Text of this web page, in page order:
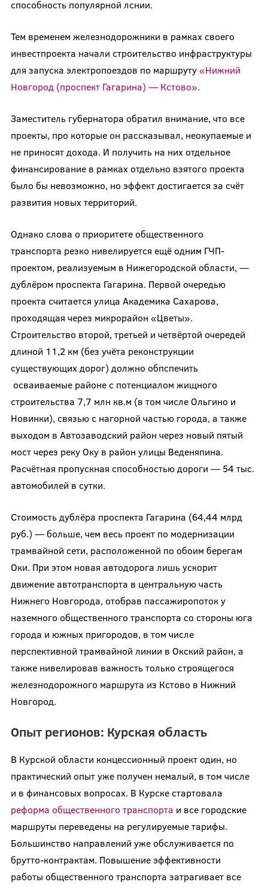
способность популярной лснии.
Тем временем железнодорожники в рамках своего
инвестпроекта начали строительство инфраструктуры
для запуска электропоездов по маршруту«Нижний
Новгород (проспект Гагарина) — Кстово».
Заместитель губернатора обратил внимание, что все
проекты, про которые он рассказывал, неокупаемые и
не приносят дохода. И получить на них отдельное
финансирование в рамках отдельно взятого проекта
было бы невозможно, но эффект достигается за счёт
развития новых территорий.
Однако слова о приоритете общественного
транспорта резко нивелируется ещё одним ГЧП-
проектом, реализуемым в Нижегородской области, —
дублёром проспекта Гагарина. Первой очередью
проекта считается улица Академика Сахарова,
проходящая через микрорайон «Цветы».
Строительство второй, третьей и четвёртой очередей
длиной 11,2 км (без учёта реконструкции
существующих дорог) должно обпспечить
осваиваемые районе с потенциалом жищного
строительства 7,7 млн кв.м (в том числе Ольгино и
Новинки), связью с нагорной частью города, а также
выходом в Автозаводский район через новый пятый
мост через реку Оку в район улицы Веденяпина.
Расчётная пропускная способностью дороги — 54 тыс.
автомобилей в сутки.
Стоимость дублёра проспекта Гагарина (64,44 млрд
руб.) — больше, чем весь проект по модернизации
трамвайной сети, расположенной по обоим берегам
Оки. При этом новая автодорога лишь ускорит
движение автотранспорта в центральную часть
Нижнего Новгорода, отобрав пассажиропоток у
наземного общественного транспорта со стороны юга
города и южных пригородов, в том числе
перспективной трамвайной линии в Окский район, а
также нивелировав важность только строящегося
железнодорожного маршрута из Кстово в Нижний
Новгород.
Опыт регионов: Курская область
В Курской области концессионный проект один, но
практический опыт уже получен немалый, в том числе
и в финансовых вопросах. В Курске стартовала
реформа общественного транспорта и все городские
маршруты переведены на регулируемые тарифы.
Большинство направлений уже обслуживается по
брутто-контрактам. Повышение эффективности
работы общественного транспорта затрагивает все